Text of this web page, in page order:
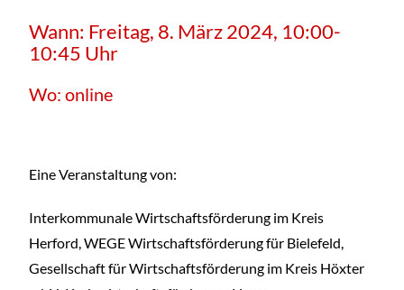
Wann: Freitag, 8. März 2024, 10:00-
10:45 Uhr
Wo: online
Eine Veranstaltung von:
Interkommunale Wirtschaftsförderung im Kreis
Herford, WEGE Wirtschaftsförderung für Bielefeld,
Gesellschaft für Wirtschaftsförderung im Kreis Höxter